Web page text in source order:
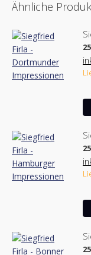
Ähnliche